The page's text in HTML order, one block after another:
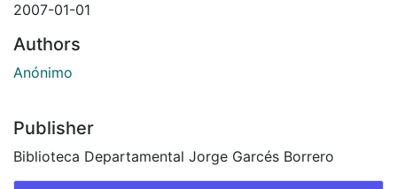
2007-01-01
Authors
Anónimo
Publisher
Biblioteca Departamental Jorge Garcés Borrero